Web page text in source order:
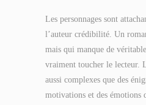
Les personnages sont
l’auteur crédibilité. Un
mais qui manque de
vraiment toucher le lecteur.
aussi complexes que des
motivations et des émotions